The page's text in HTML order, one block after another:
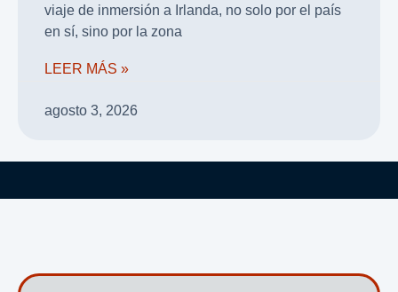
viaje de inmersión a Irlanda, no solo por el país
en sí, sino por la zona
LEER MÁS »
agosto 3, 2026